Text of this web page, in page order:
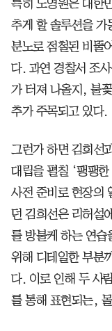
특히 노영원은 대한
추게 할 솔루션을 가
분노로 점철된 비뚤
다. 과연 경찰서 조
가 터져 나올지, 불
추가 주목되고 있다.
그런가 하면 김희선
대립을 펼칠 ‘팽팽
사전 준비로 현장의
던 김희선은 리허설
를 방불케 하는 연습
위해 디테일한 부분
다. 이로 인해 두 사
를 통해 표현되는,